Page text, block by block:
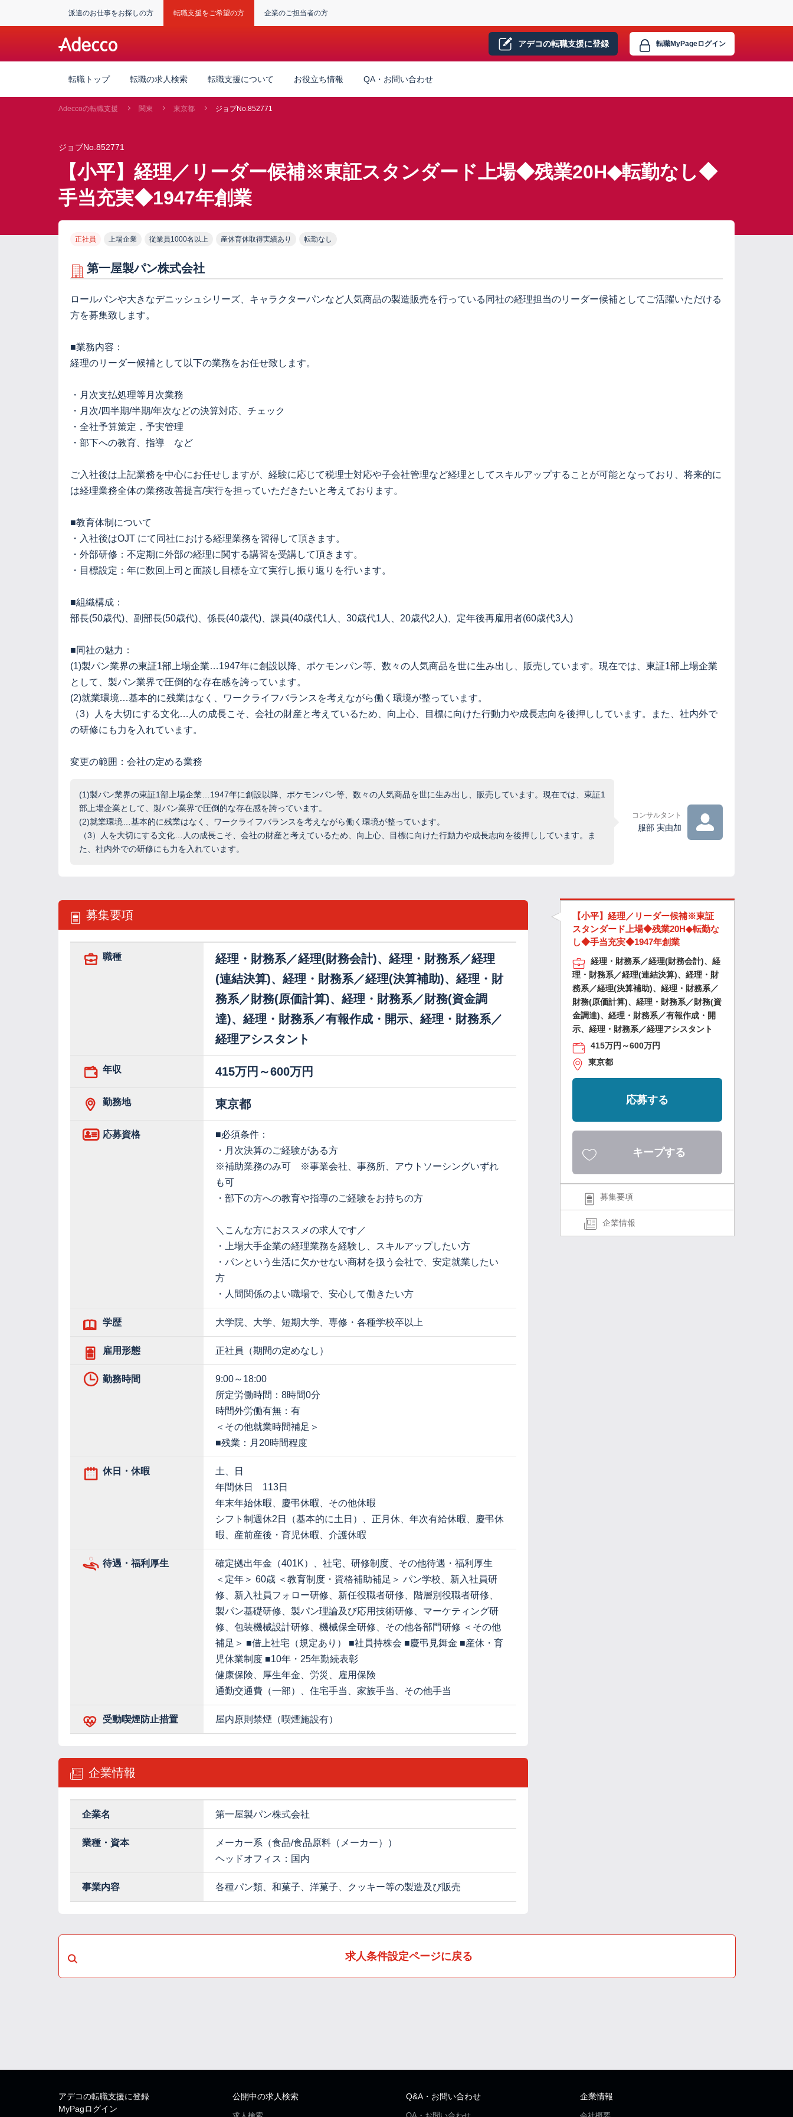
派遣のお仕事をお探しの方 転職支援をご希望の方 企業のご担当者の方
アデコの転職支援に登録 転職MyPageログイン
転職トップ 転職の求人検索 転職支援について お役立ち情報 QA・お問い合わせ
Adeccoの転職支援 関東 東京都 ジョブNo.852771
ジョブNo.852771
【小平】経理／リーダー候補※東証スタンダード上場◆残業20H◆転勤なし◆
手当充実◆1947年創業
正社員 上場企業 従業員1000名以上 産休育休取得実績あり 転勤なし
第一屋製パン株式会社
ロールパンや大きなデニッシュシリーズ、キャラクターパンなど人気商品の製造販売を行っている同社の経理担当のリーダー候補としてご活躍いただける
方を募集致します。
■業務内容：
経理のリーダー候補として以下の業務をお任せ致します。
・月次支払処理等月次業務
・月次/四半期/半期/年次などの決算対応、チェック
・全社予算策定，予実管理
・部下への教育、指導 など
ご入社後は上記業務を中心にお任せしますが、経験に応じて税理士対応や子会社管理など経理としてスキルアップすることが可能となっており、将来的に
は経理業務全体の業務改善提言/実行を担っていただきたいと考えております。
■教育体制について
・入社後はOJT にて同社における経理業務を習得して頂きます。
・外部研修：不定期に外部の経理に関する講習を受講して頂きます。
・目標設定：年に数回上司と面談し目標を立て実行し振り返りを行います。
■組織構成：
部長(50歳代)、副部長(50歳代)、係長(40歳代)、課員(40歳代1人、30歳代1人、20歳代2人)、定年後再雇用者(60歳代3人)
■同社の魅力：
(1)製パン業界の東証1部上場企業…1947年に創設以降、ポケモンパン等、数々の人気商品を世に生み出し、販売しています。現在では、東証1部上場企業
として、製パン業界で圧倒的な存在感を誇っています。
(2)就業環境…基本的に残業はなく、ワークライフバランスを考えながら働く環境が整っています。
（3）人を大切にする文化…人の成長こそ、会社の財産と考えているため、向上心、目標に向けた行動力や成長志向を後押ししています。また、社内外で
の研修にも力を入れています。
変更の範囲：会社の定める業務
(1)製パン業界の東証1部上場企業…1947年に創設以降、ポケモンパン等、数々の人気商品を世に生み出し、販売しています。現在では、東証1
部上場企業として、製パン業界で圧倒的な存在感を誇っています。
(2)就業環境…基本的に残業はなく、ワークライフバランスを考えながら働く環境が整っています。
（3）人を大切にする文化…人の成長こそ、会社の財産と考えているため、向上心、目標に向けた行動力や成長志向を後押ししています。ま
た、社内外での研修にも力を入れています。
コンサルタント
服部 実由加
募集要項
職種
経理・財務系／経理(財務会計)、経理・財務系／経理
(連結決算)、経理・財務系／経理(決算補助)、経理・財
務系／財務(原価計算)、経理・財務系／財務(資金調
達)、経理・財務系／有報作成・開示、経理・財務系／
経理アシスタント
年収 415万円～600万円
勤務地 東京都
応募資格
■必須条件：
・月次決算のご経験がある方
※補助業務のみ可 ※事業会社、事務所、アウトソーシングいずれ
も可
・部下の方への教育や指導のご経験をお持ちの方
＼こんな方におススメの求人です／
・上場大手企業の経理業務を経験し、スキルアップしたい方
・パンという生活に欠かせない商材を扱う会社で、安定就業したい
方
・人間関係のよい職場で、安心して働きたい方
学歴 大学院、大学、短期大学、専修・各種学校卒以上
雇用形態 正社員（期間の定めなし）
勤務時間
9:00～18:00
所定労働時間：8時間0分
時間外労働有無：有
＜その他就業時間補足＞
■残業：月20時間程度
休日・休暇
土、日
年間休日 113日
年末年始休暇、慶弔休暇、その他休暇
シフト制週休2日（基本的に土日）、正月休、年次有給休暇、慶弔休
暇、産前産後・育児休暇、介護休暇
待遇・福利厚生
確定拠出年金（401K）、社宅、研修制度、その他待遇・福利厚生
＜定年＞ 60歳 ＜教育制度・資格補助補足＞ パン学校、新入社員研
修、新入社員フォロー研修、新任役職者研修、階層別役職者研修、
製パン基礎研修、製パン理論及び応用技術研修、マーケティング研
修、包装機械設計研修、機械保全研修、その他各部門研修 ＜その他
補足＞ ■借上社宅（規定あり） ■社員持株会 ■慶弔見舞金 ■産休・育
児休業制度 ■10年・25年勤続表彰
健康保険、厚生年金、労災、雇用保険
通勤交通費（一部）、住宅手当、家族手当、その他手当
受動喫煙防止措置 屋内原則禁煙（喫煙施設有）
企業情報
企業名 第一屋製パン株式会社
業種・資本
メーカー系（食品/食品原料（メーカー））
ヘッドオフィス：国内
事業内容 各種パン類、和菓子、洋菓子、クッキー等の製造及び販売
【小平】経理／リーダー候補※東証
スタンダード上場◆残業20H◆転勤な
し◆手当充実◆1947年創業
経理・財務系／経理(財務会計)、経
理・財務系／経理(連結決算)、経理・財
務系／経理(決算補助)、経理・財務系／
財務(原価計算)、経理・財務系／財務(資
金調達)、経理・財務系／有報作成・開
示、経理・財務系／経理アシスタント
415万円～600万円
東京都
応募する
キープする
募集要項
企業情報
求人条件設定ページに戻る
アデコの転職支援に登録
MyPagログイン
公開中の求人検索 Q&A・お問い合わせ 企業情報